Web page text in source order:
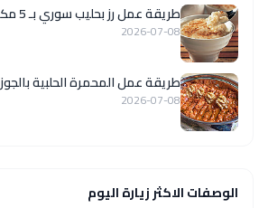
طريقة عمل رز بحليب سوري بـ 5 مكونات
2026-07-08
طريقة عمل المحمرة الحلبية بالجوز
2026-07-08
الوصفات الاكثر زيارة اليوم